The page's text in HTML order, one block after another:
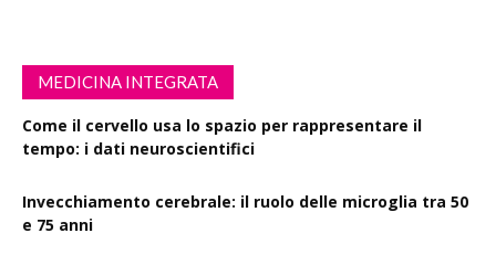
MEDICINA INTEGRATA
Come il cervello usa lo spazio per rappresentare il
tempo: i dati neuroscientifici
Invecchiamento cerebrale: il ruolo delle microglia tra 50
e 75 anni